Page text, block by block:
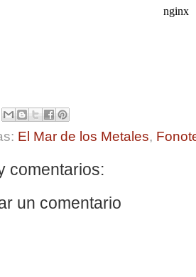
El Mar de los Metales,
comentarios:
un comentario